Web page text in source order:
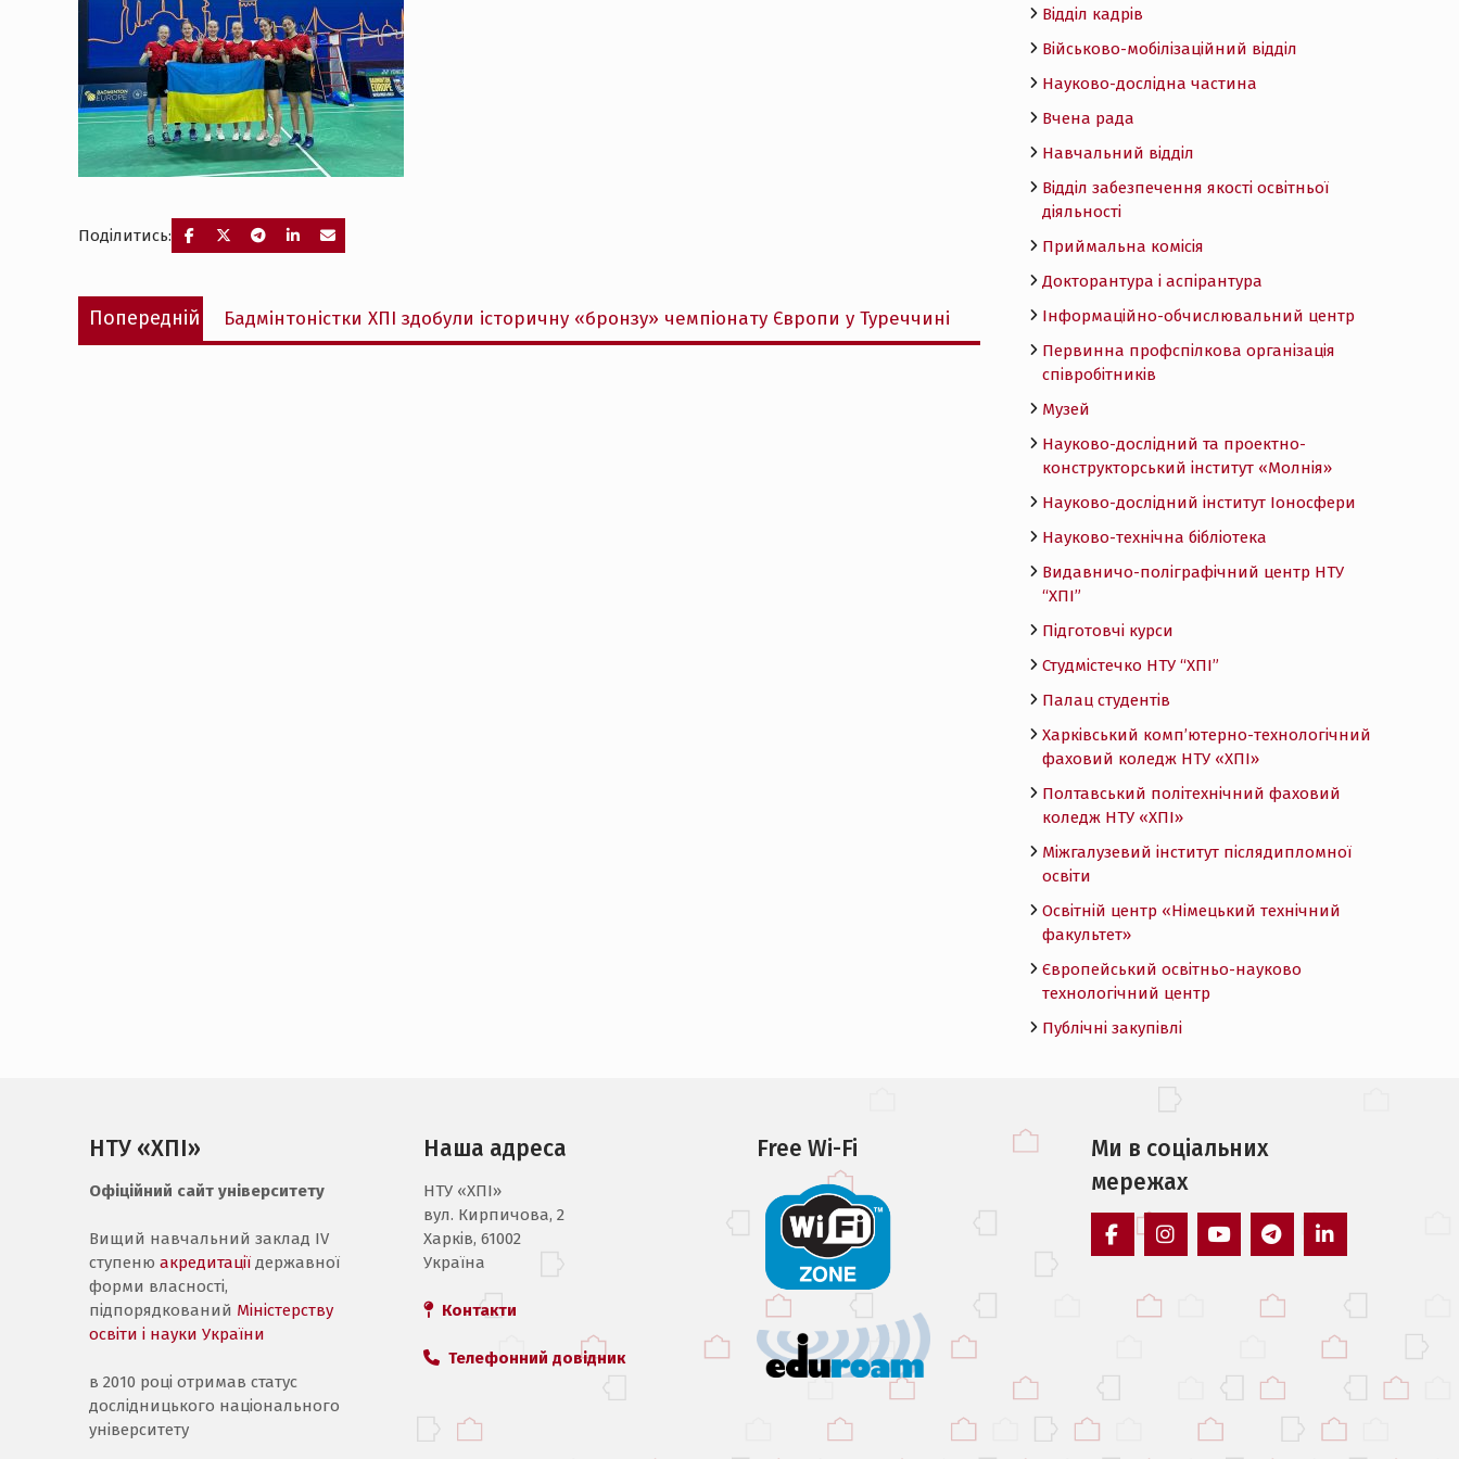
Поділитись:
Навігація
записів
Попередній
Попередній
запис:
Бадмінтоністки ХПІ здобули історичну «бронзу» чемпіонату Європи у Туреччині
Відділ кадрів
Військово-мобілізаційний відділ
Науково-дослідна частина
Вчена рада
Навчальний відділ
Відділ забезпечення якості освітньої
діяльності
Приймальна комісія
Докторантура і аспірантура
Інформаційно-обчислювальний центр
Первинна профспілкова організація
співробітників
Музей
Науково-дослідний та проектно-
конструкторський інститут «Молнія»
Науково-дослідний інститут Іоносфери
Науково-технічна бібліотека
Видавничо-поліграфічний центр НТУ
“ХПІ”
Підготовчі курси
Студмістечко НТУ “ХПІ”
Палац студентів
Харківський комп’ютерно-технологічний
фаховий коледж НТУ «ХПI»
Полтавський політехнічний фаховий
коледж НТУ «ХПI»
Міжгалузевий інститут післядипломної
освіти
Освітній центр «Німецький технічний
факультет»
Європейський освітньо-науково
технологічний центр
Публічні закупівлі
НТУ «ХПІ»
Офіційний сайт університету
Вищий навчальний заклад IV
ступеню акредитації державної
форми власності,
підпорядкований Міністерству
освіти і науки України
в 2010 році отримав статус
дослідницького національного
університету
Наша адреса
НТУ «ХПI»
вул. Кирпичова, 2
Харків, 61002
Україна
Контакти
Телефонний довідник
Free Wi-Fi
Ми в соцiальних
мережах